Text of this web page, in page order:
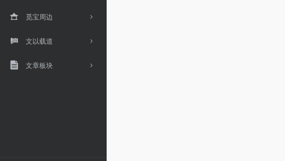
觅宝周边
文以载道
文章板块